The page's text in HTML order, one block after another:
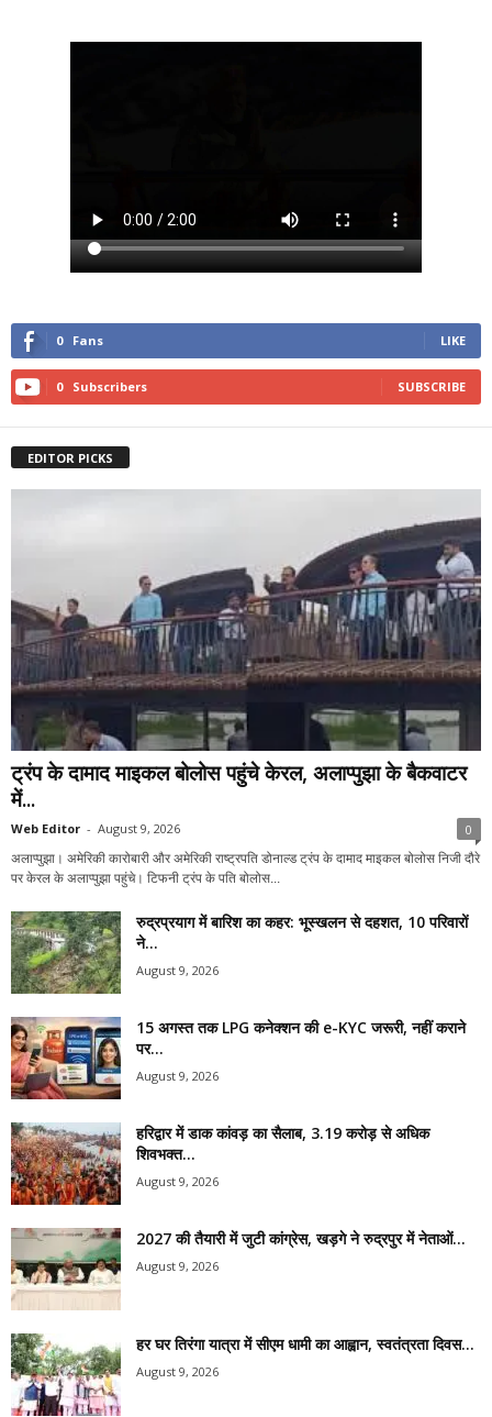
0 Fans LIKE
0 Subscribers SUBSCRIBE
EDITOR PICKS
ट्रंप के दामाद माइकल बोलोस पहुंचे केरल, अलाप्पुझा के बैकवाटर
में...
Web Editor - August 9, 2026 0
अलाप्पुझा। अमेरिकी कारोबारी और अमेरिकी राष्ट्रपति डोनाल्ड ट्रंप के दामाद माइकल बोलोस निजी दौरे
पर केरल के अलाप्पुझा पहुंचे। टिफनी ट्रंप के पति बोलोस...
रुद्रप्रयाग में बारिश का कहर: भूस्खलन से दहशत, 10 परिवारों
ने...
August 9, 2026
15 अगस्त तक LPG कनेक्शन की e-KYC जरूरी, नहीं कराने
पर...
August 9, 2026
हरिद्वार में डाक कांवड़ का सैलाब, 3.19 करोड़ से अधिक
शिवभक्त...
August 9, 2026
2027 की तैयारी में जुटी कांग्रेस, खड़गे ने रुद्रपुर में नेताओं...
August 9, 2026
हर घर तिरंगा यात्रा में सीएम धामी का आह्वान, स्वतंत्रता दिवस...
August 9, 2026